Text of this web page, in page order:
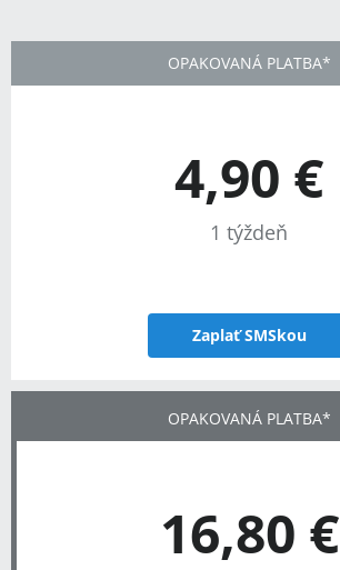
OPAKOVANÁ PLATBA*
4,90 €
1 týždeň
Zaplať SMSkou
OPAKOVANÁ PLATBA*
16,80 €